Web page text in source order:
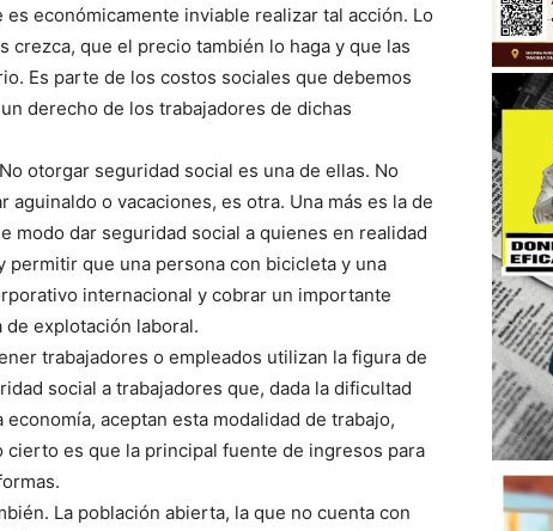
económicamente inviable realizar tal acción. Lo
crezca, que el precio también lo haga y que las
Es parte de los costos sociales que debemos
derecho de los trabajadores de dichas
otorgar seguridad social es una de ellas. No
o vacaciones, es otra. Una más es la de
modo dar seguridad social a quienes en realidad
permitir que una persona con bicicleta y una
internacional y cobrar un importante
explotación laboral.
trabajadores o empleados utilizan la figura de
social a trabajadores que, dada la dificultad
aceptan esta modalidad de trabajo,
es que la principal fuente de ingresos para
La población abierta, la que no cuenta con